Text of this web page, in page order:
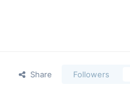
Share Followers